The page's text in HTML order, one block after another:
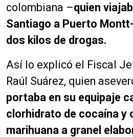
colombiana –quien
Santiago a Puerto
dos kilos de drogas.
Así lo explicó el Fiscal
Raúl Suárez, quien
portaba en su equipaje
clorhidrato de cocaína y
marihuana a granel